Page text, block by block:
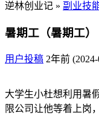
逆林创业记 » 副业技
暑期工（暑期工）
用户投稿 2年前
大学生小杜想利用暑
限公司让他等着上岗